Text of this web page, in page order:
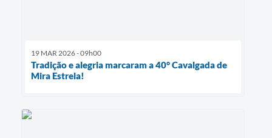
19 MAR 2026 - 09h00
Tradição e alegria marcaram a 40° Cavalgada de
Mira Estrela!